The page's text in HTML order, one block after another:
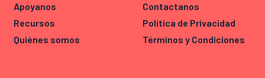
Apoyanos
Recursos
Quiénes somos
Contactanos
Política de Privacidad
Términos y Condiciones